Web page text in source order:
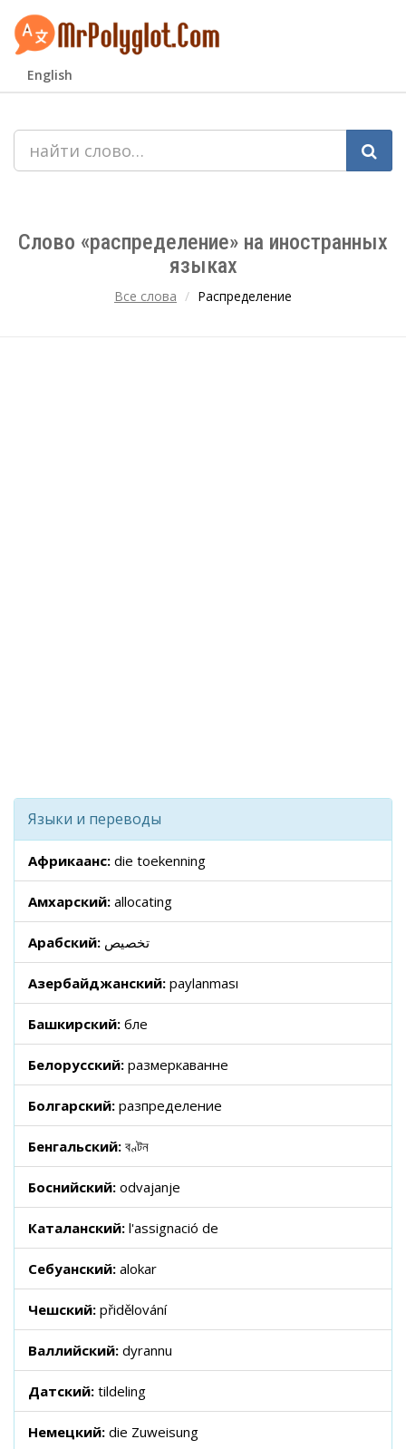
English
Слово «распределение» на иностранных
языках
Все слова Распределение
Языки и переводы
Африкаанс: die toekenning
Амхарский: allocating
Арабский: تخصيص
Азербайджанский: paylanması
Башкирский: бүлеү
Белорусский: размеркаванне
Болгарский: разпределение
Бенгальский: বণ্টন
Боснийский: odvajanje
Каталанский: l'assignació de
Себуанский: alokar
Чешский: přidělování
Валлийский: dyrannu
Датский: tildeling
Немецкий: die Zuweisung